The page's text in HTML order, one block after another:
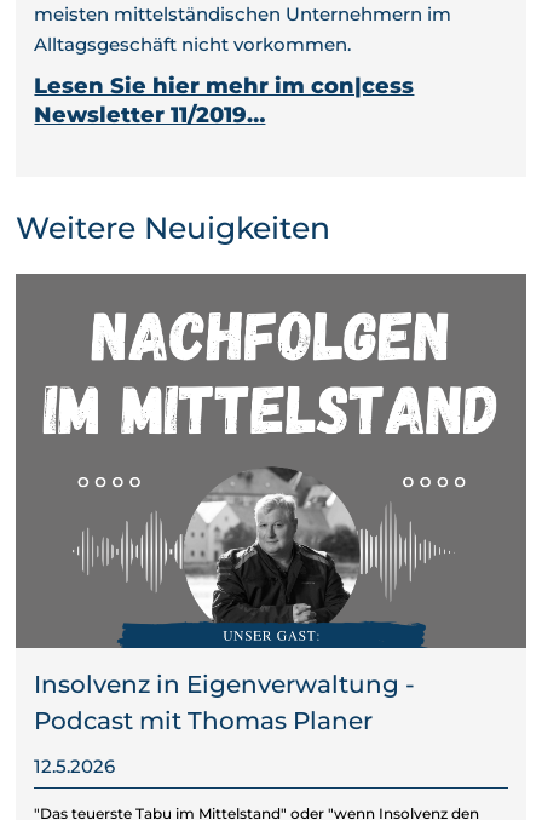
meisten mittelständischen Unternehmern im
Alltagsgeschäft nicht vorkommen.
Lesen Sie hier mehr im con|cess
Newsletter 11/2019…
Weitere Neuigkeiten
Insolvenz in Eigenverwaltung -
Podcast mit Thomas Planer
12.5.2026
"Das teuerste Tabu im Mittelstand" oder "wenn Insolvenz den